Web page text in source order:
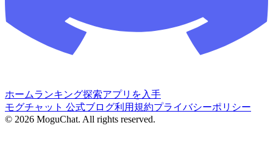
ホームランキング探索アプリを入手
モグチャット 公式ブログ利用規約プライバシーポリシー
© 2026 MoguChat. All rights reserved.